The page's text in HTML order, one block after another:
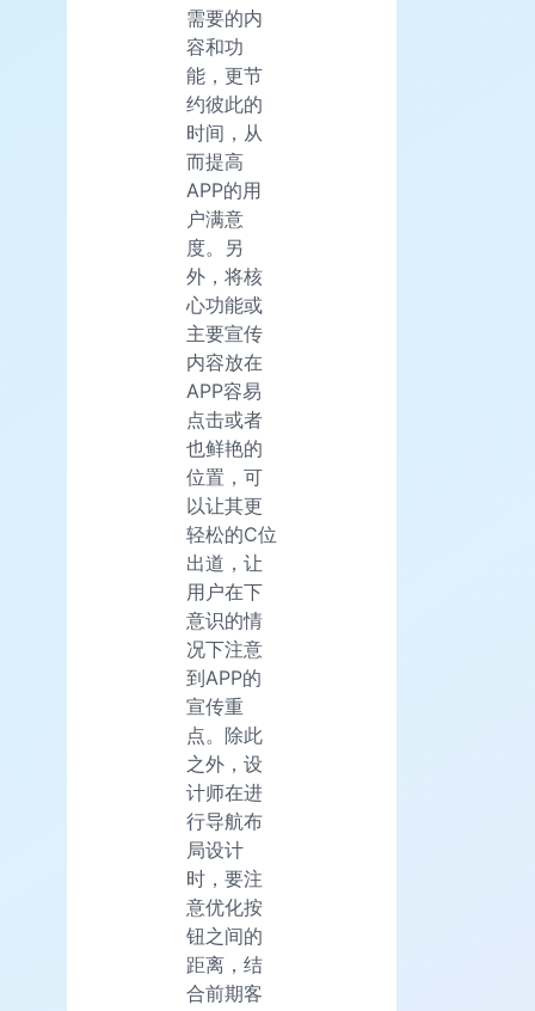
需要的内
容和功
能，更节
约彼此的
时间，从
而提高
APP的用
户满意
度。另
外，将核
心功能或
主要宣传
内容放在
APP容易
点击或者
也鲜艳的
位置，可
以让其更
轻松的C位
出道，让
用户在下
意识的情
况下注意
到APP的
宣传重
点。除此
之外，设
计师在进
行导航布
局设计
时，要注
意优化按
钮之间的
距离，结
合前期客